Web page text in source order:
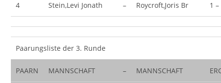
4 Stein,Levi Jonath – Roycroft,Joris Br 1
Paarungsliste der 3. Runde
PAARN MANNSCHAFT – MANNSCHAFT